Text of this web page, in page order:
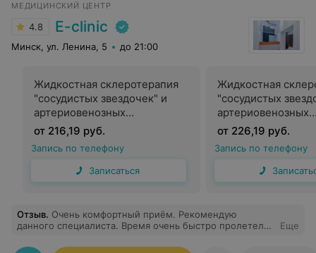
я вижу результаты. Главное, что сын доверился
доктору! ПЛЮСЫ- высокая квалификация, грамотная,
внимательная, педантично относится к пациенту,
добрая и всегда с улыбкой! МИНУСЫ- не нашла.
Рекомендую обратиться за помощью к доктору Козел
МЕДИЦИНСКИЙ ЦЕНТР
4.8 E-clinic
Минск, ул. Ленина, 5 до 21:00
Жидкостная склеротерапия
"сосудистых звездочек" и
артериовенозных
мальформаций небольших
размеров, этоксисклерол
0,5% - 2 мл
от 216,19 руб.
Запись по телефону
Записаться
Жидкостная
"сосудистых
артериовенозных
мальформаций
размеров,
- 2 мл
от 226,19 руб.
Запись по телефону
Отзыв. Очень комфортный приём. Рекомендую
данного специалиста. Время очень быстро пролетело,
Еще